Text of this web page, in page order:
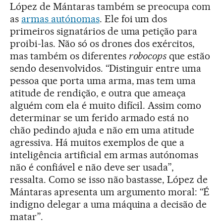
López de Mántaras também se preocupa com
as armas autónomas. Ele foi um dos
primeiros signatários de uma petição para
proibi-las. Não só os drones dos exércitos,
mas também os diferentes robocops que estão
sendo desenvolvidos. “Distinguir entre uma
pessoa que porta uma arma, mas tem uma
atitude de rendição, e outra que ameaça
alguém com ela é muito difícil. Assim como
determinar se um ferido armado está no
chão pedindo ajuda e não em uma atitude
agressiva. Há muitos exemplos de que a
inteligência artificial em armas autónomas
não é confiável e não deve ser usada”,
ressalta. Como se isso não bastasse, López de
Mántaras apresenta um argumento moral: “É
indigno delegar a uma máquina a decisão de
matar”.